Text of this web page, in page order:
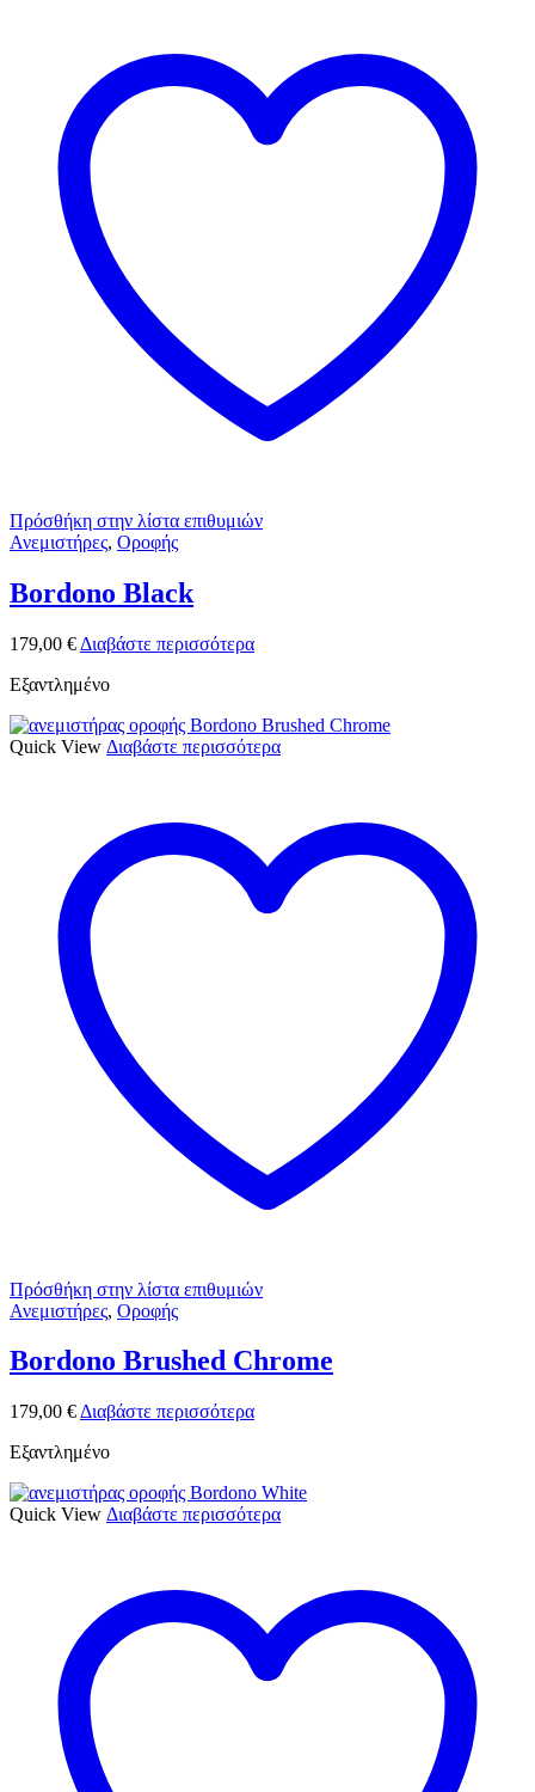
Πρόσθήκη στην λίστα επιθυμιών
Ανεμιστήρες, Οροφής
Bordono Black
179,00 € Διαβάστε περισσότερα
Εξαντλημένο
Quick View Διαβάστε περισσότερα
Πρόσθήκη στην λίστα επιθυμιών
Ανεμιστήρες, Οροφής
Bordono Brushed Chrome
179,00 € Διαβάστε περισσότερα
Εξαντλημένο
Quick View Διαβάστε περισσότερα